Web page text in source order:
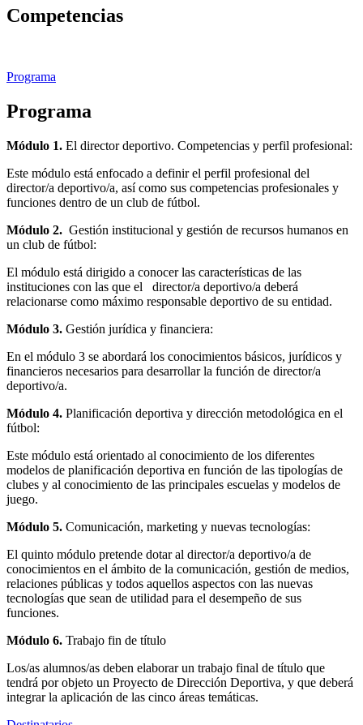
Competencias
Programa
Programa
Módulo 1. El director deportivo. Competencias y perfil profesional:
Este módulo está enfocado a definir el perfil profesional del
director/a deportivo/a, así como sus competencias profesionales y
funciones dentro de un club de fútbol.
Módulo 2. Gestión institucional y gestión de recursos humanos en
un club de fútbol:
El módulo está dirigido a conocer las características de las
instituciones con las que el director/a deportivo/a deberá
relacionarse como máximo responsable deportivo de su entidad.
Módulo 3. Gestión jurídica y financiera:
En el módulo 3 se abordará los conocimientos básicos, jurídicos y
financieros necesarios para desarrollar la función de director/a
deportivo/a.
Módulo 4. Planificación deportiva y dirección metodológica en el
fútbol:
Este módulo está orientado al conocimiento de los diferentes
modelos de planificación deportiva en función de las tipologías de
clubes y al conocimiento de las principales escuelas y modelos de
juego.
Módulo 5. Comunicación, marketing y nuevas tecnologías:
El quinto módulo pretende dotar al director/a deportivo/a de
conocimientos en el ámbito de la comunicación, gestión de medios,
relaciones públicas y todos aquellos aspectos con las nuevas
tecnologías que sean de utilidad para el desempeño de sus
funciones.
Módulo 6. Trabajo fin de título
Los/as alumnos/as deben elaborar un trabajo final de título que
tendrá por objeto un Proyecto de Dirección Deportiva, y que deberá
integrar la aplicación de las cinco áreas temáticas.